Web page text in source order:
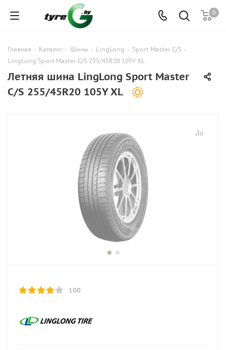
0
Главная - Каталог - Шины - LingLong - Sport Master C/S -
LingLong Sport Master C/S 255/45R20 105Y XL
Летняя шина LingLong Sport Master
C/S 255/45R20 105Y XL
100